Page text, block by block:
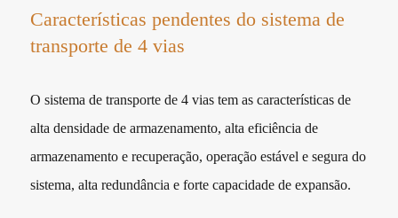
Características pendentes do sistema de
transporte de 4 vias
O sistema de transporte de 4 vias tem as características de
alta densidade de armazenamento, alta eficiência de
armazenamento e recuperação, operação estável e segura do
sistema, alta redundância e forte capacidade de expansão.